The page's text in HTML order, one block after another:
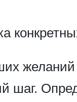
желаний
шаг.